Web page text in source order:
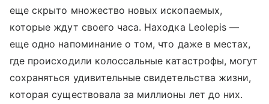
еще скрыто множество новых ископаемых,
которые ждут своего часа. Находка Leolepis —
еще одно напоминание о том, что даже в местах,
где происходили колоссальные катастрофы, могут
сохраняться удивительные свидетельства жизни,
которая существовала за миллионы лет до них.